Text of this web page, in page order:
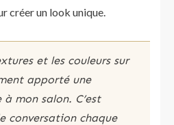
créer un look unique.
et les couleurs sur
apporté une
mon salon. C’est
conversation chaque